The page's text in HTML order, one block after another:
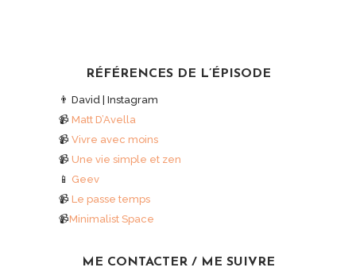
RÉFÉRENCES DE L’ÉPISODE
👨 David | Instagram
📹 Matt D’Avella
📹 Vivre avec moins
📹 Une vie simple et zen
📱 Geev
📹 Le passe temps
📹Minimalist Space
ME CONTACTER / ME SUIVRE